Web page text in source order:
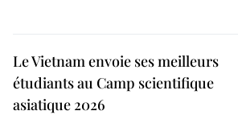
Le Vietnam envoie ses meilleurs
étudiants au Camp scientifique
asiatique 2026